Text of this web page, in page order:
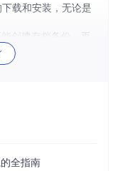
载和安装，无论是
创建存档备份，再
觉需求，使游戏更
全指南